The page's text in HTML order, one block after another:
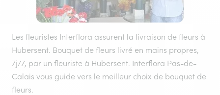
Les fleuristes Interflora assurent la livraison de fleurs à
Hubersent. Bouquet de fleurs livré en mains propres,
7j/7, par un fleuriste à Hubersent. Interflora Pas-de-
Calais vous guide vers le meilleur choix de bouquet de
fleurs.